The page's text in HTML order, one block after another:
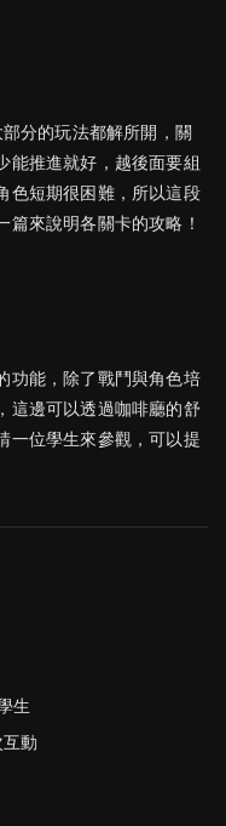
分的玩法都解所開，關
能推進就好，越後面要組
色短期很困難，所以這段
來說明各關卡的攻略！
功能，除了戰鬥與角色培
這邊可以透過咖啡廳的舒
一位學生來參觀，可以提
生
動